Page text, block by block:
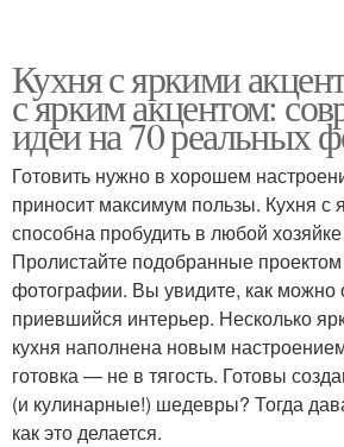
Кухня с яркими
с ярким акцентом:
идеи на 70 реальных
Готовить нужно в хорошем
приносит максимум пользы. Кухня с
способна пробудить в любой
Пролистайте подобранные
фотографии. Вы увидите, как можно
приевшийся интерьер. Несколько
кухня наполнена новым
готовка — не в тягость. Готовы
(и кулинарные!) шедевры? Тогда
как это делается.